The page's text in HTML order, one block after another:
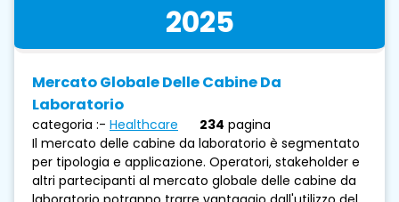
2025
Mercato Globale Delle Cabine Da
Laboratorio
categoria :- Healthcare 234 pagina
Il mercato delle cabine da laboratorio è segmentato
per tipologia e applicazione. Operatori, stakeholder e
altri partecipanti al mercato globale delle cabine da